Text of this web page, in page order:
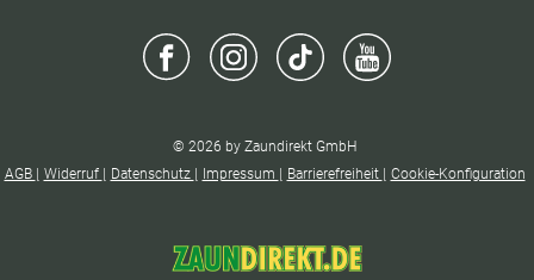
© 2026 by Zaundirekt GmbH
AGB
Widerruf Datenschutz Impressum Barrierefreiheit Cookie-Konfiguration